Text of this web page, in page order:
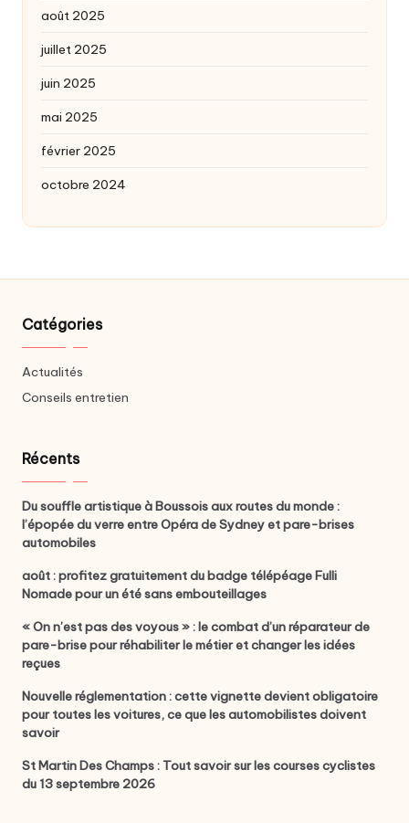
août 2025
juillet 2025
juin 2025
mai 2025
février 2025
octobre 2024
Catégories
Actualités
Conseils entretien
Récents
Du souffle artistique à Boussois aux routes du monde :
l’épopée du verre entre Opéra de Sydney et pare-brises
automobiles
août : profitez gratuitement du badge télépéage Fulli
Nomade pour un été sans embouteillages
« On n’est pas des voyous » : le combat d’un réparateur de
pare-brise pour réhabiliter le métier et changer les idées
reçues
Nouvelle réglementation : cette vignette devient obligatoire
pour toutes les voitures, ce que les automobilistes doivent
savoir
St Martin Des Champs : Tout savoir sur les courses cyclistes
du 13 septembre 2026